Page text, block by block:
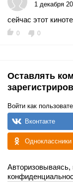
1 декабря
сейчас этот
0 0
Оставлять
Войти как
Вконтакте
Одноклассники